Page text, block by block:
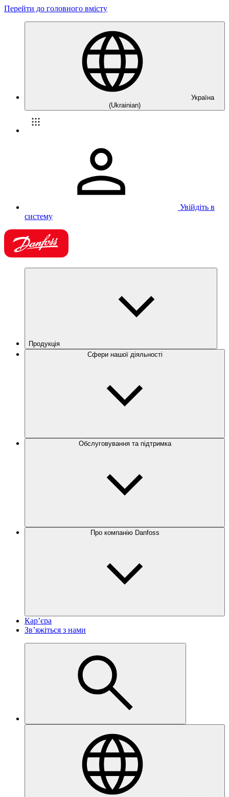
Перейти до головного вмісту
Україна
(Ukrainian)
Увійдіть в
систему
Продукція
Сфери нашої діяльності
Обслуговування та підтримка
Про компанію Danfoss
Кар’єра
Зв’яжіться з нами